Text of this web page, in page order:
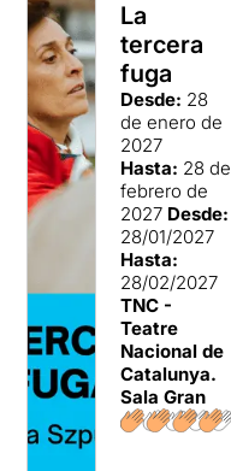
La
tercera
fuga
Desde: 28
de enero de
2027
Hasta: 28 de
febrero de
2027 Desde:
28/01/2027
Hasta:
28/02/2027
TNC -
Teatre
Nacional de
Catalunya.
Sala Gran